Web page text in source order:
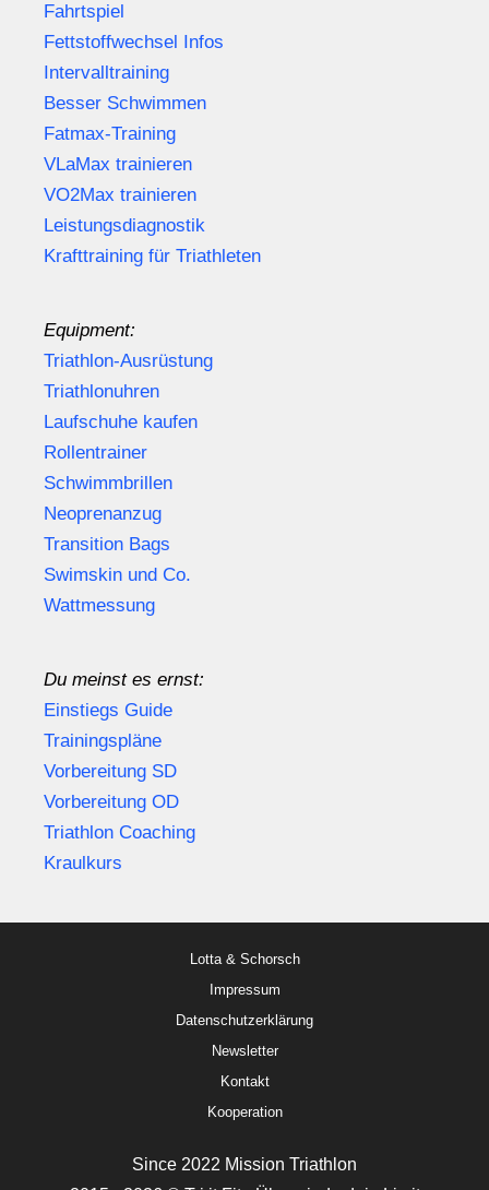
Fahrtspiel
Fettstoffwechsel Infos
Intervalltraining
Besser Schwimmen
Fatmax-Training
VLaMax trainieren
VO2Max trainieren
Leistungsdiagnostik
Krafttraining für Triathleten
Equipment:
Triathlon-Ausrüstung
Triathlonuhren
Laufschuhe kaufen
Rollentrainer
Schwimmbrillen
Neoprenanzug
Transition Bags
Swimskin und Co.
Wattmessung
Du meinst es ernst:
Einstiegs Guide
Trainingspläne
Vorbereitung SD
Vorbereitung OD
Triathlon Coaching
Kraulkurs
Lotta & Schorsch
Impressum
Datenschutzerklärung
Newsletter
Kontakt
Kooperation
Since 2022 Mission Triathlon